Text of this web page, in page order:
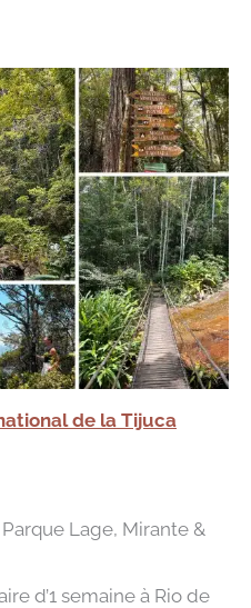
de la Tijuca
Lage, Mirante &
d’1 semaine à Rio de